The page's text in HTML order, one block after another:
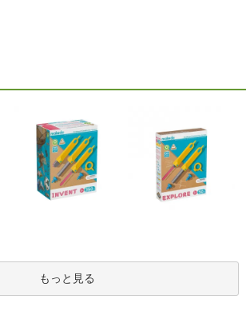
もっと見る